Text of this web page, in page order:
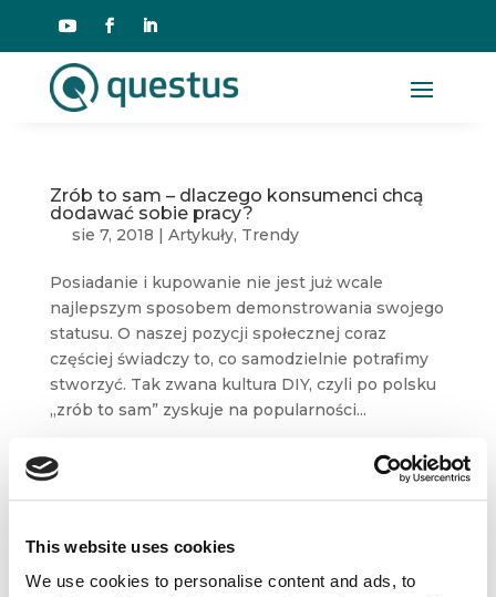
This website uses cookies
We use cookies to personalise content and ads, to
Zrób to sam – dlaczego konsumenci chcą
dodawać sobie pracy?
sie 7, 2018 | Artykuły, Trendy
Posiadanie i kupowanie nie jest już wcale
najlepszym sposobem demonstrowania swojego
statusu. O naszej pozycji społecznej coraz
częściej świadczy to, co samodzielnie potrafimy
stworzyć. Tak zwana kultura DIY, czyli po polsku
„zrób to sam” zyskuje na popularności...
Dane kontaktowe